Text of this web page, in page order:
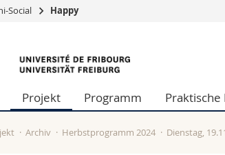
Wirtschafts- und
Philosophische Fak.
Fak. für
Math.-Nat. und Med.
Social Happy
Projekt Programm
Archiv Herbstprogramm 2024 Dienstag,